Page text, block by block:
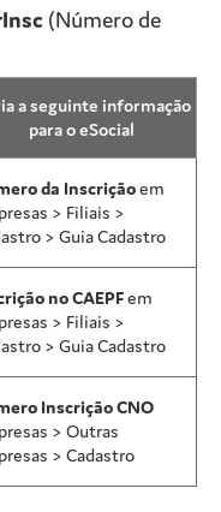
(Número de
a seguinte informação
para o eSocial
da Inscriçãoem
> Filiais >
> Guia Cadastro
no CAEPFem
> Filiais >
> Guia Cadastro
Inscrição CNO
> Outras
> Cadastro